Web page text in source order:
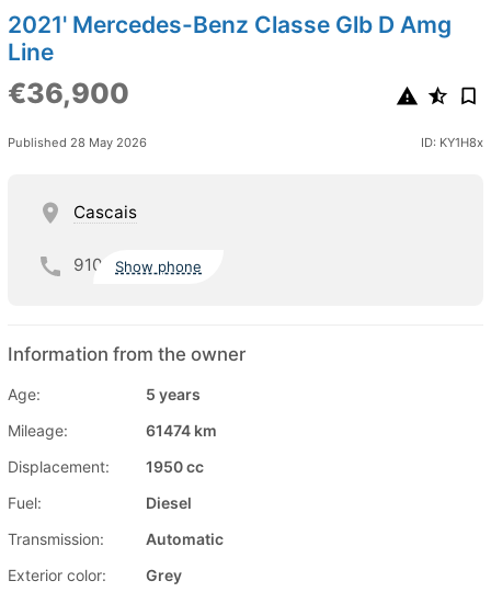
2021' Mercedes-Benz Classe Glb D Amg
Line
€36,900
Published 28 May 2026 ID: KY1H8x
Cascais
910 Show phone
Information from the owner
Age:
5 years
Mileage:
61474 km
Displacement:
1950 cc
Fuel:
Diesel
Transmission:
Automatic
Exterior color:
Grey